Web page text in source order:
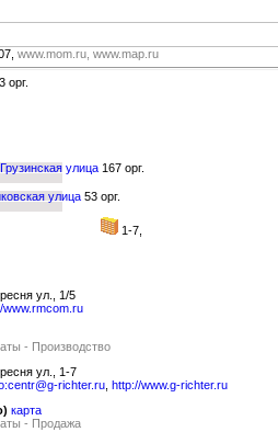
www.mom.ru, www.map.ru
орг.
улица 167 орг.
улица 53 орг.
1-7,
ул., 1/5
www.rmcom.ru
- Производство
ул., 1-7
richter.ru http://www.g-richter.ru
карта
- Продажа